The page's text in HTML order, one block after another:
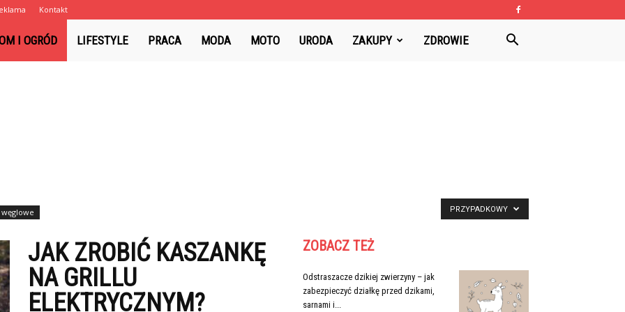
Kontakt
I OGRÓD LIFESTYLE PRACA MODA MOTO URODA ZAKUPY ZDROWIE
PRZYPADKOWY
JAK ZROBIĆ KASZANKĘ
NA GRILLU
ELEKTRYCZNYM?
ZOBACZ TEŻ
Odstraszacze dzikiej zwierzyny – jak
zabezpieczyć działkę przed dzikami,
sarnami i...